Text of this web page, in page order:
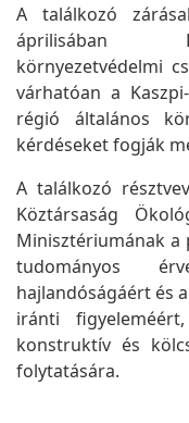
A találkozó
áprilisában
környezetvédelmi
várhatóan a
régió általános
kérdéseket fogják
A találkozó
Köztársaság
Minisztériumának a
tudományos
hajlandóságáért és
iránti
konstruktív és
folytatására.